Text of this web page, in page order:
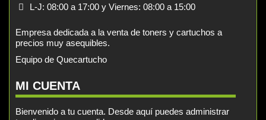
L-J: 08:00 a 17:00 y Viernes: 08:00 a 15:00
Empresa dedicada a la venta de toners y cartuchos a
precios muy asequibles.
Equipo de Quecartucho
MI CUENTA
Bienvenido a tu cuenta. Desde aquí puedes administrar